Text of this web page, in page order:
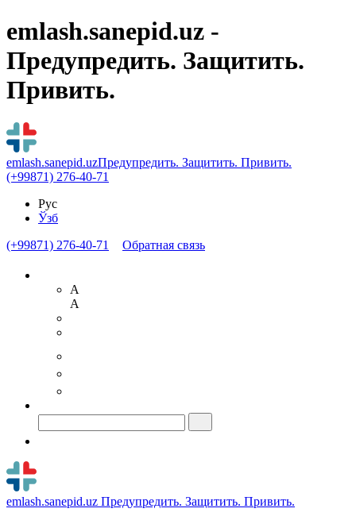
emlash.sanepid.uz -
Предупредить. Защитить.
Привить.
emlash.sanepid.uzПредупредить. Защитить. Привить.
(+99871) 276-40-71
Рус
Ўзб
(+99871) 276-40-71
Обратная связь
A
A
emlash.sanepid.uz Предупредить. Защитить. Привить.